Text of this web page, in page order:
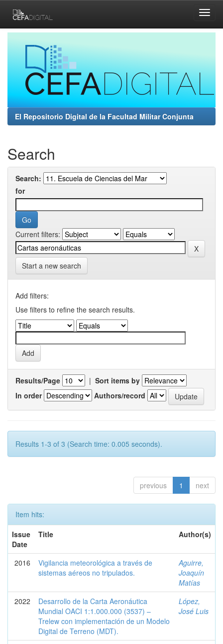
navigation
El Repositorio Digital de la Facultad Militar Conjunta
Search
Search:
for
Current filters:
Start a new search
Add filters:
Use filters to refine the search results.
Results/Page | Sort items by
In order
Authors/record
Results 1-3 of 3 (Search time: 0.005 seconds).
previous 1 next
Item hits:
Issue
Date
Title Author(s)
2016
Vigilancia meteorológica a través de
sistemas aéreos no tripulados.
Aguirre,
Joaquín
Matías
2022
Desarrollo de la Carta Aeronáutica
Mundial OACI 1:1.000.000 (3537) –
Trelew con implementación de un Modelo
Digital de Terreno (MDT).
López,
José Luis